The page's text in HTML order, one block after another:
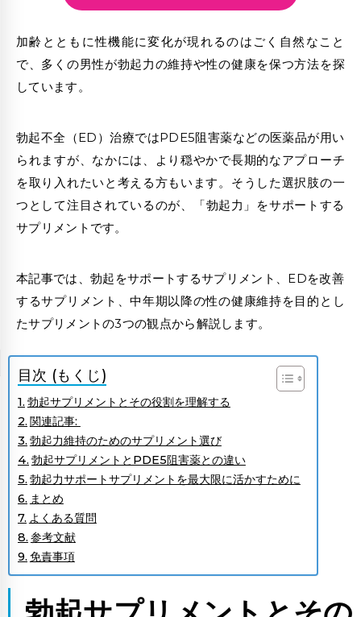
加齢とともに性機能に変化が現れるのはごく自然なこと
で、多くの男性が勃起力の維持や性の健康を保つ方法を探
しています。
勃起不全（ED）治療ではPDE5阻害薬などの医薬品が用い
られますが、なかには、より穏やかで長期的なアプローチ
を取り入れたいと考える方もいます。そうした選択肢の一
つとして注目されているのが、「勃起力 」をサポートする
サプリメント です。
本記事では、勃起をサポートするサプリメント、EDを改善
するサプリメント、中年期以降の性の健康維持を目的とし
たサプリメントの3つの観点から解説します。
目次 (もくじ)
勃起サプリメントとその役割を理解する
関連記事:
勃起力維持のためのサプリメント選び
勃起サプリメントとPDE5阻害薬との違い
勃起力サポートサプリメントを最大限に活かすために
まとめ
よくある質問
参考文献
免責事項